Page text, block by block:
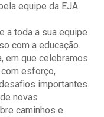
equipe da EJA.
a toda a sua equipe
com a educação.
em que celebramos
esforço,
importantes.
novas
caminhos e